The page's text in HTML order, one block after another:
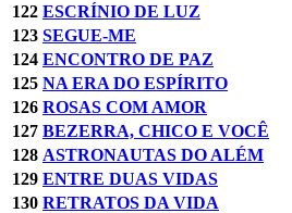
122 ESCRÍNIO DE LUZ
123 SEGUE-ME
124 ENCONTRO DE PAZ
125 NA ERA DO ESPÍRITO
126 ROSAS COM AMOR
127 BEZERRA, CHICO E VOCÊ
128 ASTRONAUTAS DO ALÉM
129 ENTRE DUAS VIDAS
130 RETRATOS DA VIDA